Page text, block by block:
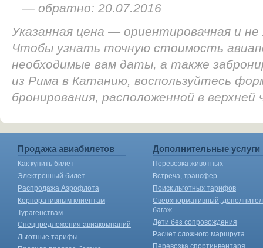
— обратно: 20.07.2016
Указанная цена — ориентировачная и
Чтобы узнать точную стоимость
необходимые вам даты, а также
из Рима в Катанию, воспользуйтесь
бронирования, расположенной в
Продажа авиабилетов
Как купить билет
Электронный билет
Распродажа Аэрофлота
Корпоративным клиентам
Турагенствам
Спецпредложения авиакомпаний
Льготные тарифы
Дополнительные услуги
Перевозка животных
Встреча, трансфер
Поиск льготных тарифов
Сверхнормативный,
багаж
Дети без сопровождения
Расчет сложного маршрута
Перевозка спортинвентаря